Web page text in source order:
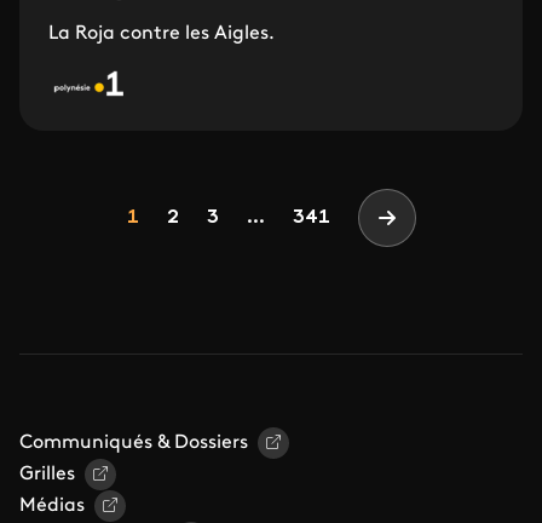
La Roja contre les Aigles.
Page
1 Page
2 Page
3 ... 341 Page suivante
Communiqués & Dossiers
Grilles
Médias